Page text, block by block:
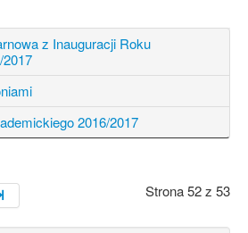
z Inauguracji Roku
2016/2017
Strona 52 z 53